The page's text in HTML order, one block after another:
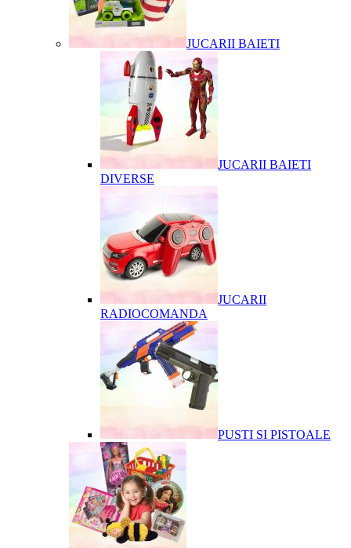
JUCARII BAIETI
JUCARII BAIETI
DIVERSE
JUCARII
RADIOCOMANDA
PUSTI SI PISTOALE